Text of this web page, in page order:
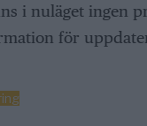
i nuläget ingen
för